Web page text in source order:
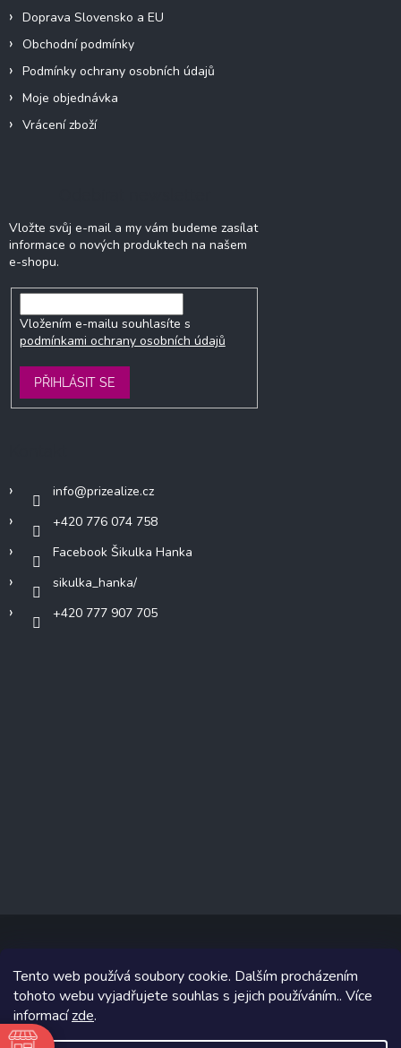
Tento web používá soubory cookie. Dalším procházením
tohoto webu vyjadřujete souhlas s jejich používáním.. Více
informacízde.
Doprava Slovensko a EU
Obchodní podmínky
Podmínky ochrany osobních údajů
Moje objednávka
Vrácení zboží
Vložte svůj e-mail a my vám budeme zasílat
informace o nových produktech na našem
e-shopu.
Vložením e-mailu souhlasíte s
podmínkami ochrany osobních údajů
PŘIHLÁSIT SE
info@prizealize.cz
+420 776 074 758
Facebook Šikulka Hanka
sikulka_hanka/
+420 777 907 705
Copyright 2026www.prizealize.cz. Všechna práva vyhrazena.
Grafický návrh vytvořil a na Shoptet implementoval
Shoptetak.cz.